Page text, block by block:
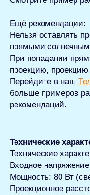
Ещё рекомендации:
Нельзя оставлять
прямыми
При попадании
проекцию, проекцию
Перейдите в наш
больше примеров
рекомендаций.
Технические
Технические
Входное
Мощность: 80 Вт
Проекционное